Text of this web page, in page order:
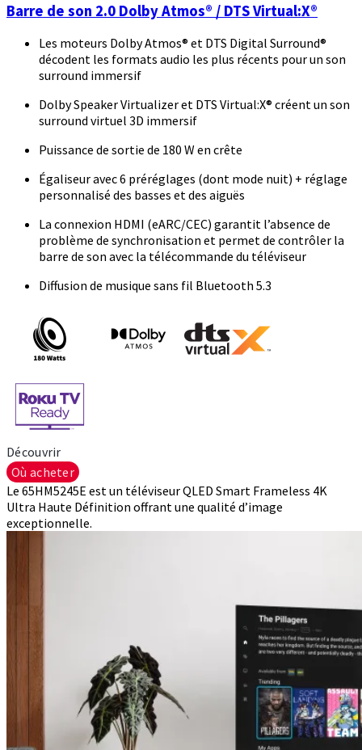
Barre de son 2.0 Dolby Atmos® / DTS Virtual:X®
Les moteurs Dolby Atmos® et DTS Digital Surround®
décodent les formats audio les plus récents pour un son
surround immersif
Dolby Speaker Virtualizer et DTS Virtual:X® créent un son
surround virtuel 3D immersif
Puissance de sortie de 180 W en crête
Égaliseur avec 6 préréglages (dont mode nuit) + réglage
personnalisé des basses et des aiguës
La connexion HDMI (eARC/CEC) garantit l’absence de
problème de synchronisation et permet de contrôler la
barre de son avec la télécommande du téléviseur
Diffusion de musique sans fil Bluetooth 5.3
Découvrir
Où acheter
Le 65HM5245E est un téléviseur QLED Smart Frameless 4K
Ultra Haute Définition offrant une qualité d’image
exceptionnelle.